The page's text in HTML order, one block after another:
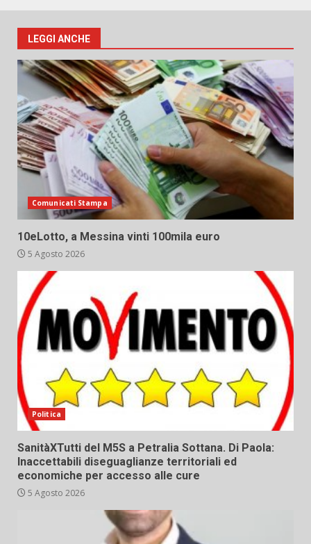
LEGGI ANCHE
Comunicati Stampa
10eLotto, a Messina vinti 100mila euro
5 Agosto 2026
Politica
SanitàXTutti del M5S a Petralia Sottana. Di Paola:
Inaccettabili diseguaglianze territoriali ed
economiche per accesso alle cure
5 Agosto 2026